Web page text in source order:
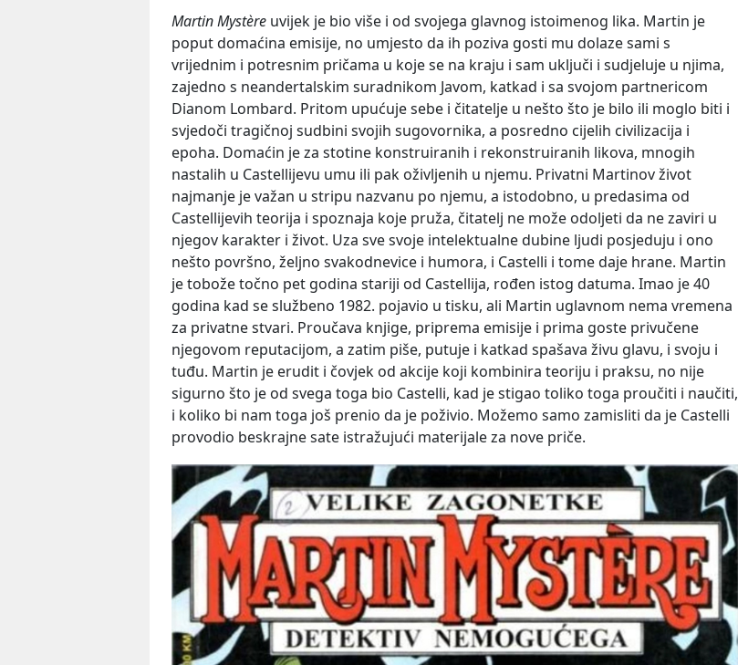
Martin Mystère uvijek je bio više i od svojega glavnog istoimenog lika. Martin je
poput domaćina emisije, no umjesto da ih poziva gosti mu dolaze sami s
vrijednim i potresnim pričama u koje se na kraju i sam uključi i sudjeluje u njima,
zajedno s neandertalskim suradnikom Javom, katkad i sa svojom partnericom
Dianom Lombard. Pritom upućuje sebe i čitatelje u nešto što je bilo ili moglo biti i
svjedoči tragičnoj sudbini svojih sugovornika, a posredno cijelih civilizacija i
epoha. Domaćin je za stotine konstruiranih i rekonstruiranih likova, mnogih
nastalih u Castellijevu umu ili pak oživljenih u njemu. Privatni Martinov život
najmanje je važan u stripu nazvanu po njemu, a istodobno, u predasima od
Castellijevih teorija i spoznaja koje pruža, čitatelj ne može odoljeti da ne zaviri u
njegov karakter i život. Uza sve svoje intelektualne dubine ljudi posjeduju i ono
nešto površno, željno svakodnevice i humora, i Castelli i tome daje hrane. Martin
je tobože točno pet godina stariji od Castellija, rođen istog datuma. Imao je 40
godina kad se službeno 1982. pojavio u tisku, ali Martin uglavnom nema vremena
za privatne stvari. Proučava knjige, priprema emisije i prima goste privučene
njegovom reputacijom, a zatim piše, putuje i katkad spašava živu glavu, i svoju i
tuđu. Martin je erudit i čovjek od akcije koji kombinira teoriju i praksu, no nije
sigurno što je od svega toga bio Castelli, kad je stigao toliko toga proučiti i naučiti,
i koliko bi nam toga još prenio da je poživio. Možemo samo zamisliti da je Castelli
provodio beskrajne sate istražujući materijale za nove priče.